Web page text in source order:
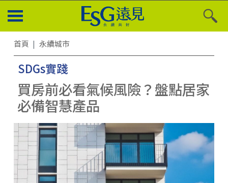
首頁 永續城市
SDGs實踐
買房前必看氣候風險？盤點居家
必備智慧產品